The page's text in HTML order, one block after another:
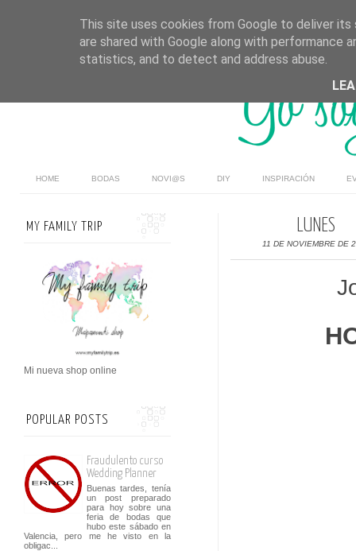
HOME BODAS NOVI@S DIY INSPIRACIÓN
LUNES
11 DE NOVIEMBRE DE
MY FAMILY TRIP
Mi nueva shop online
POPULAR POSTS
Fraudulento curso
Wedding Planner
Buenas tardes, tenía
un post preparado
para hoy sobre una
feria de bodas que
hubo este sábado en
Valencia, pero me he visto en la
obligac...
This site uses cookies from Google to deliver
are shared with Google along with performance
statistics, and to detect and address abuse.